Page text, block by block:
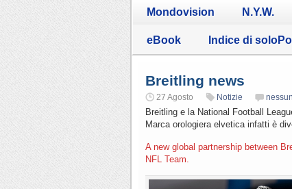
Mondovision N.Y.W.
eBook Indice di
Breitling news
27 Agosto Notizie
Breitling e la National Football
Marca orologiera elvetica infatti è
A new global partnership between
NFL Team.